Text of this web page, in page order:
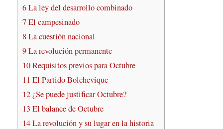
6La ley del desarrollo combinado
7El campesinado
8La cuestión nacional
9La revolución permanente
10Requisitos previos para Octubre
11 El Partido Bolchevique
12¿Se puede justificar Octubre?
13 El balance de Octubre
14La revolución y su lugar en la historia